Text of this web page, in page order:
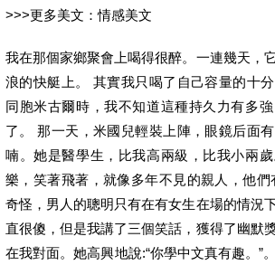
>>>更多美文：情感美文
我在那個家鄉聚會上喝得很醉。一連幾天，
浪的快艇上。 其實我只喝了自己容量的十
同胞米古爾時，我不知道這種持久力有多
了。 那一天，米國兒輕裝上陣，眼鏡后面
喃。她是醫學生，比我高兩級，比我小兩
樂，笑著飛著，就像多年不見的親人，他
奇怪，男人的聰明只有在有女生在場的情況
直很傻，但是我講了三個笑話，獲得了幽默
在我對面。她高興地說:“你學中文真有趣。”